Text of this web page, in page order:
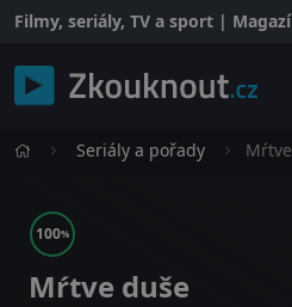
Filmy, seriály, TV a sport |
Seriály a pořady
100%
Mŕtve duše